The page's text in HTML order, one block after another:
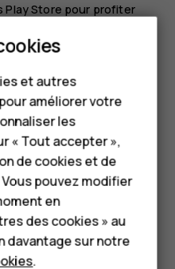
Play Store pour profiter
jour disponibles.
pour laquelle une mise à
METTRE À JOUR.
à jour toutes les
Mes applications et
À JOUR
téléchargées
Mes applications et jeux
et autres
améliorer votre
les
« Tout accepter »,
de cookies et de
pouvez modifier
en
des cookies » au
davantage sur notre
.